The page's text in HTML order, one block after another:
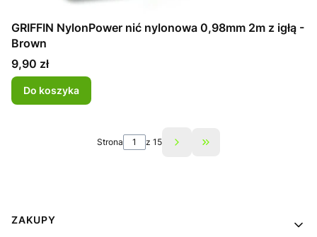
GRIFFIN NylonPower nić nylonowa 0,98mm 2m z igłą -
Brown
Cena
9,90 zł
Do koszyka
Strona z 15 Przejdź do ostatniej
Linki w stopce
ZAKUPY